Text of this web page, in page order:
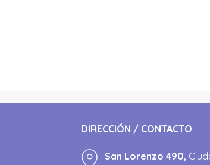
DIRECCIÓN / CONTACTO
San Lorenzo 490,